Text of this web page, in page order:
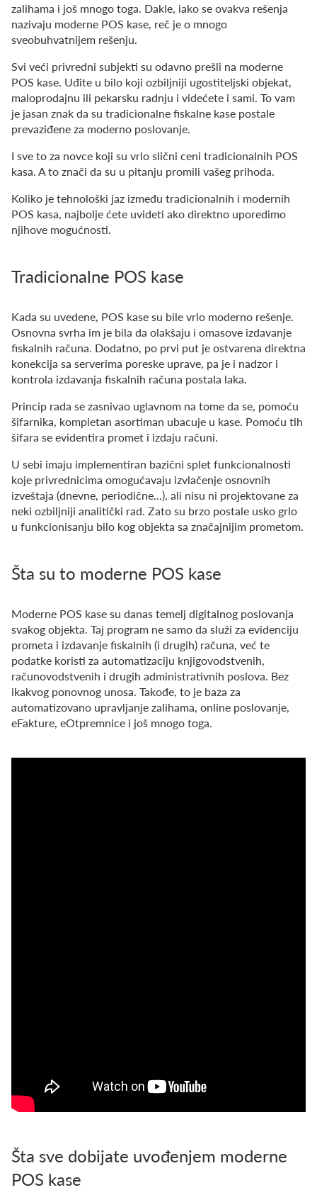
zalihama i još mnogo toga. Dakle, iako se ovakva rešenja
nazivaju moderne POS kase, reč je o mnogo
sveobuhvatnijem rešenju.
Svi veći privredni subjekti su odavno prešli na moderne
POS kase. Uđite u bilo koji ozbiljniji ugostiteljski objekat,
maloprodajnu ili pekarsku radnju i videćete i sami. To vam
je jasan znak da su tradicionalne fiskalne kase postale
prevaziđene za moderno poslovanje.
I sve to za novce koji su vrlo slični ceni tradicionalnih POS
kasa. A to znači da su u pitanju promili vašeg prihoda.
Koliko je tehnološki jaz između tradicionalnih i modernih
POS kasa, najbolje ćete uvideti ako direktno uporedimo
njihove mogućnosti.
Tradicionalne POS kase
Kada su uvedene, POS kase su bile vrlo moderno rešenje.
Osnovna svrha im je bila da olakšaju i omasove izdavanje
fiskalnih računa. Dodatno, po prvi put je ostvarena direktna
konekcija sa serverima poreske uprave, pa je i nadzor i
kontrola izdavanja fiskalnih računa postala laka.
Princip rada se zasnivao uglavnom na tome da se, pomoću
šifarnika, kompletan asortiman ubacuje u kase. Pomoću tih
šifara se evidentira promet i izdaju računi.
U sebi imaju implementiran bazični splet funkcionalnosti
koje privrednicima omogućavaju izvlačenje osnovnih
izveštaja (dnevne, periodične...), ali nisu ni projektovane za
neki ozbiljniji analitički rad. Zato su brzo postale usko grlo
u funkcionisanju bilo kog objekta sa značajnijim prometom.
Šta su to moderne POS kase
Moderne POS kase su danas temelj digitalnog poslovanja
svakog objekta. Taj program ne samo da služi za evidenciju
prometa i izdavanje fiskalnih (i drugih) računa, već te
podatke koristi za automatizaciju knjigovodstvenih,
računovodstvenih i drugih administrativnih poslova. Bez
ikakvog ponovnog unosa. Takođe, to je baza za
automatizovano upravljanje zalihama, online poslovanje,
eFakture, eOtpremnice i još mnogo toga.
Šta sve dobijate uvođenjem moderne
POS kase